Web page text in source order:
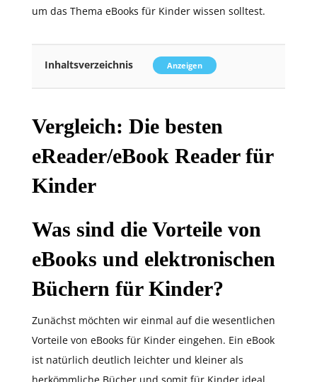
um das Thema eBooks für Kinder wissen solltest.
Inhaltsverzeichnis Anzeigen
Vergleich: Die besten
eReader/eBook Reader für
Kinder
Was sind die Vorteile von
eBooks und elektronischen
Büchern für Kinder?
Zunächst möchten wir einmal auf die wesentlichen
Vorteile von eBooks für Kinder eingehen. Ein eBook
ist natürlich deutlich leichter und kleiner als